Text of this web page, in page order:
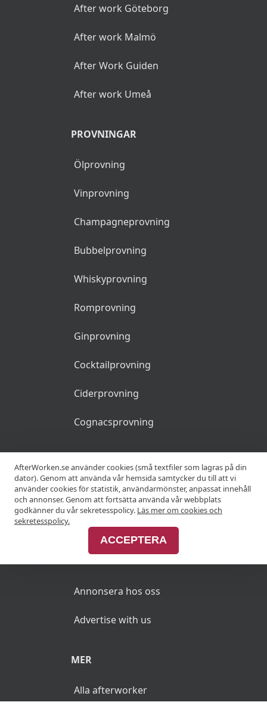
After work Göteborg
After work Malmö
After Work Guiden
After work Umeå
PROVNINGAR
Ölprovning
Vinprovning
Champagneprovning
Bubbelprovning
Whiskyprovning
Romprovning
Ginprovning
Cocktailprovning
Ciderprovning
Cognacsprovning
KRÖGARE
Anslut din restaurang
Annonsera hos oss
Advertise with us
MER
Alla afterworker
AfterWorken.se använder cookies (små textfiler som lagras på din
dator). Genom att använda vår hemsida samtycker du till att vi
använder cookies för statistik, användarmönster, anpassat innehåll
och annonser. Genom att fortsätta använda vår webbplats
godkänner du vår sekretesspolicy. Läs mer om cookies och
sekretesspolicy.
ACCEPTERA